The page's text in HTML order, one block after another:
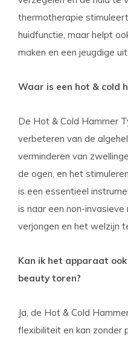
thermotherapie
huidfunctie, maar helpt
maken en een jeugdige
Waar is een hot & cold
De Hot & Cold Hammer
verbeteren van de
verminderen van
de ogen, en het
is een essentieel
is naar een non-
verjongen en het welzijn
Kan ik het apparaat
beauty toren?
Ja, de Hot & Cold
flexibiliteit en kan zonder